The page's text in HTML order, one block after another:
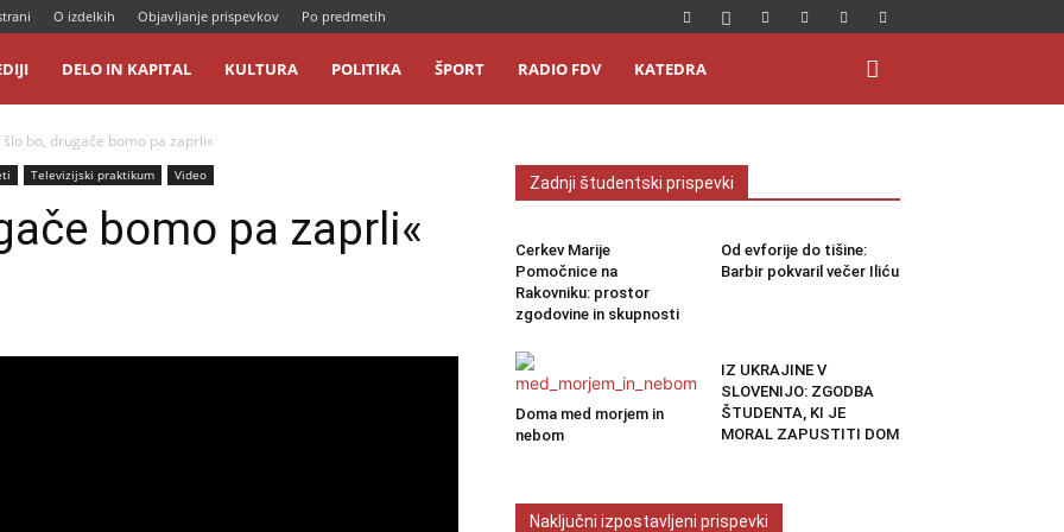
O izdelkih Objavljanje prispevkov Po predmetih
DELO IN KAPITAL KULTURA POLITIKA ŠPORT RADIO FDV KATEDRA
šlo bo, drugače bomo pa zaprli«
Televizijski praktikum Video
bomo pa zaprli«
Zadnji študentski prispevki
Cerkev Marije
Pomočnice na
Rakovniku: prostor
zgodovine in skupnosti
Od evforije do tišine:
Barbir pokvaril večer Iliću
Doma med morjem in
nebom
IZ UKRAJINE V
SLOVENIJO: ZGODBA
ŠTUDENTA, KI JE
MORAL ZAPUSTITI DOM
Naključni izpostavljeni prispevki